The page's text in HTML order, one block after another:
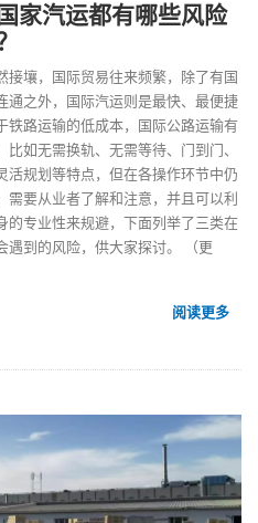
家汽运都有哪些风险
接壤，国际贸易往来频繁，除了有国
通之外，国际汽运则是最快、最便捷
铁路运输的低成本，国际公路运输有
如无需换轨、无需等待、门到门、
活规划等特点，但在各操作环节中仍
需要从业者了解和注意，并且可以利
的专业性来规避，下面列举了三类在
遇到的风险，供大家探讨。
（更
阅读更多